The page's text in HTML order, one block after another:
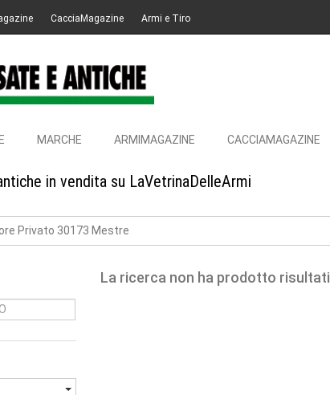
CacciaMagazine Armi e Tiro
MARCHE ARMIMAGAZINE CACCIAMAGAZINE
in vendita su LaVetrinaDelleArmi
Privato 30173 Mestre
La ricerca non ha prodotto risultati